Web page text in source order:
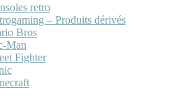
retro
– Produits dérivés
Bros
Man
Fighter